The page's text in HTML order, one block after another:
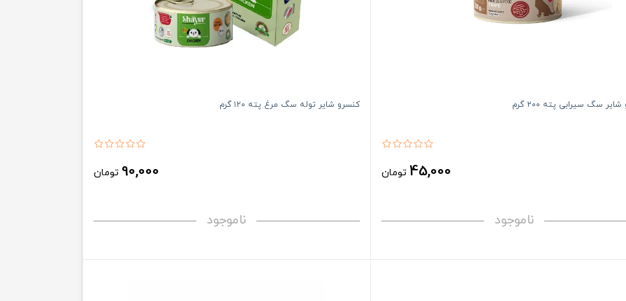
سگ سیرابی پته ۲۰۰ گرم
45,000 تومان
ناموجود
کنسرو شایر توله سگ مرغ پته ۱۲۰ گرم
90,000 تومان
ناموجود